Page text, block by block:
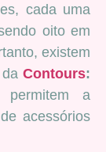
cada uma
oito em
existem
Contours:
permitem a
acessórios